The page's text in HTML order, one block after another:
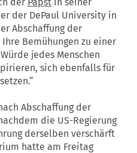
der DePaul University in
Abschaffung der
Bemühungen zu einer
jedes Menschen
sich ebenfalls für
Abschaffung der
die US-Regierung
derselben verschärft
hatte am Freitag